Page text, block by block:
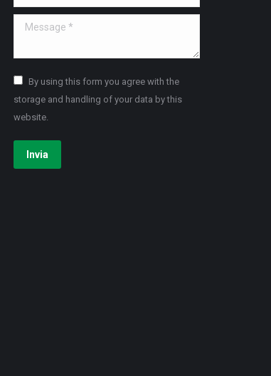
Message *
By using this form you agree with the
storage and handling of your data by this
website.
Invia